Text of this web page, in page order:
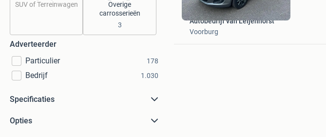
SUV of Terreinwagen
Overige
carrosserieën
3
Adverteerder
Particulier
178
Bedrijf 1.030
Specificaties
Opties
Autobedrijf van Leijenhorst
Voorburg